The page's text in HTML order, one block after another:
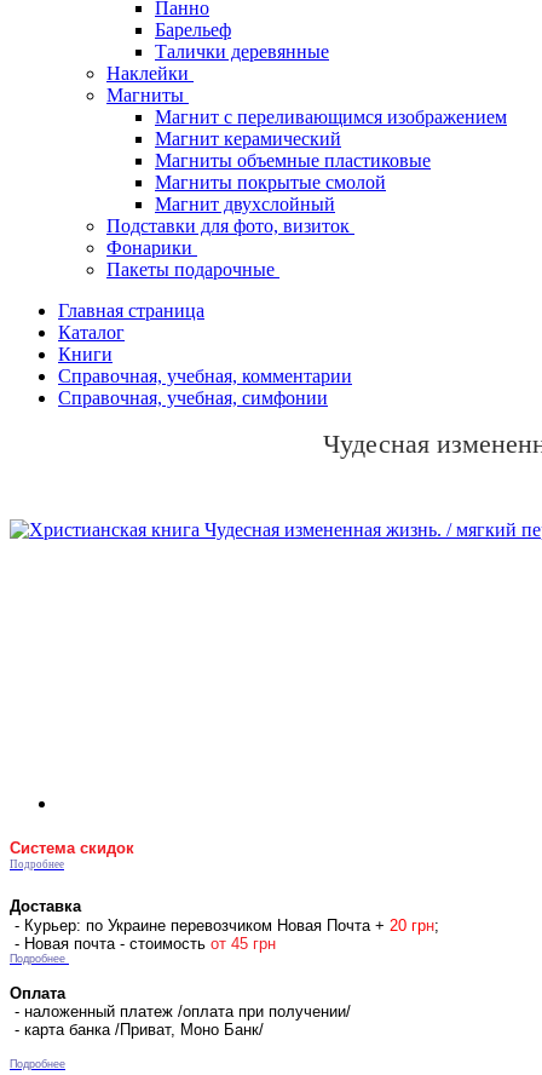
Панно
Барельеф
Талички деревянные
Наклейки
Магниты
Магнит с переливающимся изображением
Магнит керамический
Магниты объемные пластиковые
Магниты покрытые смолой
Магнит двухслойный
Подставки для фото, визиток
Фонарики
Пакеты подарочные
Главная страница
Каталог
Книги
Справочная, учебная, комментарии
Справочная, учебная, симфонии
Чудесная
Система скидок
Подробнее
Доставка
- Курьер: по Украине перевозчиком Новая Почта + 20 грн;
- Новая почта - стоимость от 45 грн
Подробнее
Оплата
- наложенный платеж /оплата при получении/
- карта банка /Приват, Моно Банк/
Подробнее